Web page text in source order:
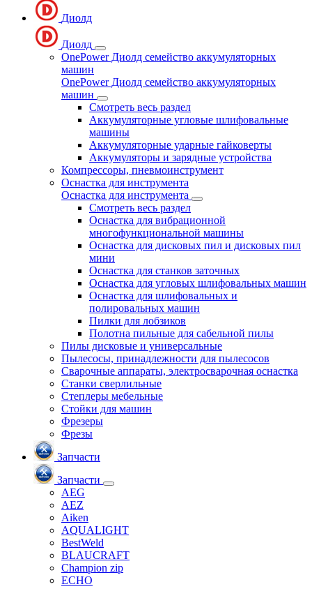
Диолд
Диолд
OnePower Диолд семейство аккумуляторных
машин
OnePower Диолд семейство аккумуляторных
машин
Смотреть весь раздел
Аккумуляторные угловые шлифовальные
машины
Аккумуляторные ударные гайковерты
Аккумуляторы и зарядные устройства
Компрессоры, пневмоинструмент
Оснастка для инструмента
Оснастка для инструмента
Смотреть весь раздел
Оснастка для вибрационной
многофункциональной машины
Оснастка для дисковых пил и дисковых пил
мини
Оснастка для станков заточных
Оснастка для угловых шлифовальных машин
Оснастка для шлифовальных и
полировальных машин
Пилки для лобзиков
Полотна пильные для сабельной пилы
Пилы дисковые и универсальные
Пылесосы, принадлежности для пылесосов
Сварочные аппараты, электросварочная оснастка
Станки сверлильные
Степлеры мебельные
Стойки для машин
Фрезеры
Фрезы
Запчасти
Запчасти
AEG
AEZ
Aiken
AQUALIGHT
BestWeld
BLAUCRAFT
Champion zip
ECHO